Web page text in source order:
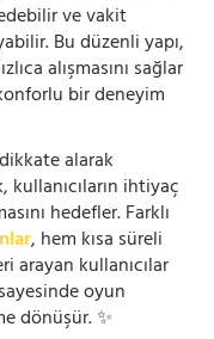
ve vakit
Bu düzenli yapı,
alışmasını sağlar
bir deneyim
alarak
ihtiyaç
hedefler. Farklı
, hem kısa süreli
arayan kullanıcılar
oyun
dönüşür. ✨